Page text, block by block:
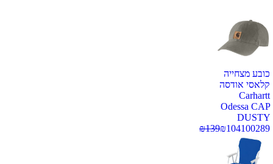
כובע מצחייה
קלאסי אודסה
Carhartt
Odessa CAP
DUSTY
100289
₪104
₪139